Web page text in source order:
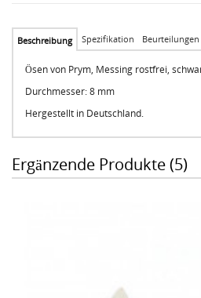
Beschreibung Spezifikation Beurteilungen
Ösen von Prym, Messing rostfrei,
Durchmesser: 8 mm
Hergestellt in Deutschland.
Ergänzende Produkte (5)